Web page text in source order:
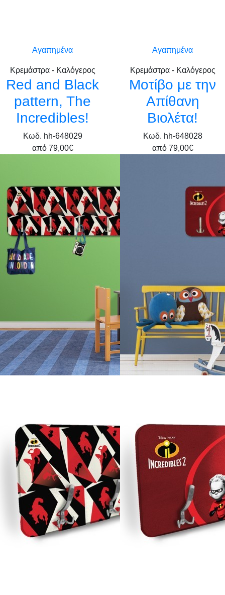
Αγαπημένα
Κρεμάστρα - Καλόγερος
Red and Black
pattern, The
Incredibles!
Κωδ. hh-648029
από 79,00€
Αγαπημένα
Κρεμάστρα - Καλόγερος
Μοτίβο με την
Απίθανη
Βιολέτα!
Κωδ. hh-648028
από 79,00€